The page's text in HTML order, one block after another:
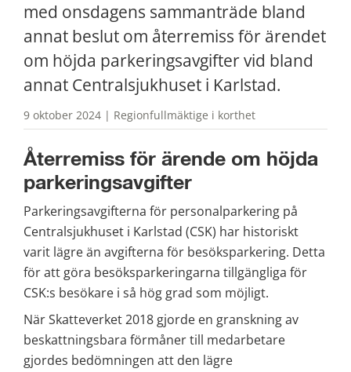
med onsdagens sammanträde bland
annat beslut om återremiss för ärendet
om höjda parkeringsavgifter vid bland
annat Centralsjukhuset i Karlstad.
9 oktober 2024 | Regionfullmäktige i korthet
Återremiss för ärende om höjda
parkeringsavgifter
Parkeringsavgifterna för personalparkering på
Centralsjukhuset i Karlstad (CSK) har historiskt
varit lägre än avgifterna för besöksparkering. Detta
för att göra besöksparkeringarna tillgängliga för
CSK:s besökare i så hög grad som möjligt.
När Skatteverket 2018 gjorde en granskning av
beskattningsbara förmåner till medarbetare
gjordes bedömningen att den lägre